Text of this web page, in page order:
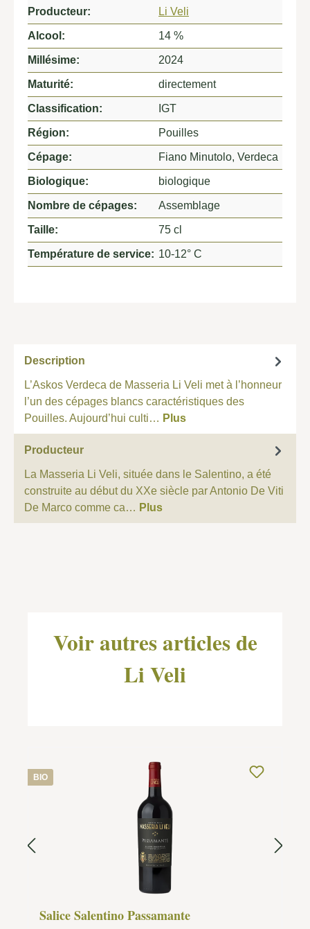
Producteur: Li Veli
Alcool: 14 %
Millésime: 2024
Maturité: directement
Classification: IGT
Région: Pouilles
Cépage: Fiano Minutolo, Verdeca
Biologique: biologique
Nombre de cépages: Assemblage
Taille: 75 cl
Température de service: 10-12° C
Description
L’Askos Verdeca de Masseria Li Veli met à l’honneur
l’un des cépages blancs caractéristiques des
Pouilles. Aujourd’hui culti… Plus
Producteur
La Masseria Li Veli, située dans le Salentino, a été
construite au début du XXe siècle par Antonio De Viti
De Marco comme ca… Plus
Voir autres articles de
Li Veli
BIO
Salice Salentino Passamante